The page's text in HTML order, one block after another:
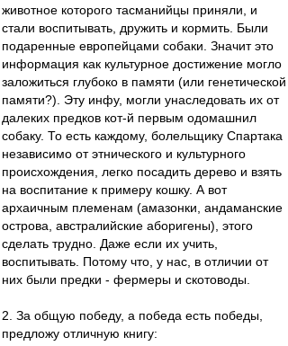
животное которого тасманийцы приняли, и
стали воспитывать, дружить и кормить. Были
подаренные европейцами собаки. Значит это
информация как культурное достижение могло
заложиться глубоко в памяти (или генетической
памяти?). Эту инфу, могли унаследовать их от
далеких предков кот-й первым одомашнил
собаку. То есть каждому, болельщику Спартака
независимо от этнического и культурного
происхождения, легко посадить дерево и взять
на воспитание к примеру кошку. А вот
архаичным племенам (амазонки, андаманские
острова, австралийские аборигены), этого
сделать трудно. Даже если их учить,
воспитывать. Потому что, у нас, в отличии от
них были предки - фермеры и скотоводы.
2. За общую победу, а победа есть победы,
предложу отличную книгу: